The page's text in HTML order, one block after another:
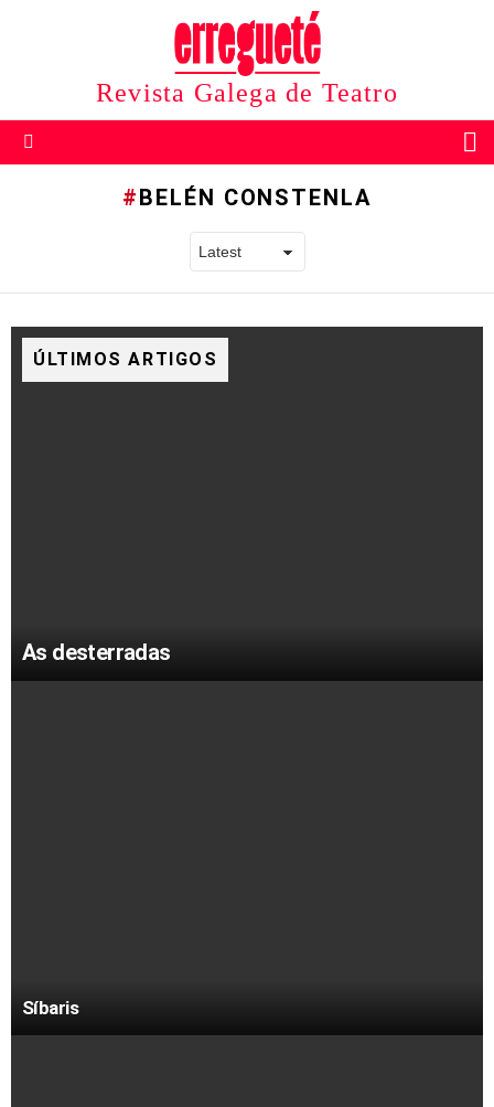
Revista Galega de Teatro
BELÉN CONSTENLA
ÚLTIMOS ARTIGOS
As desterradas
Síbaris